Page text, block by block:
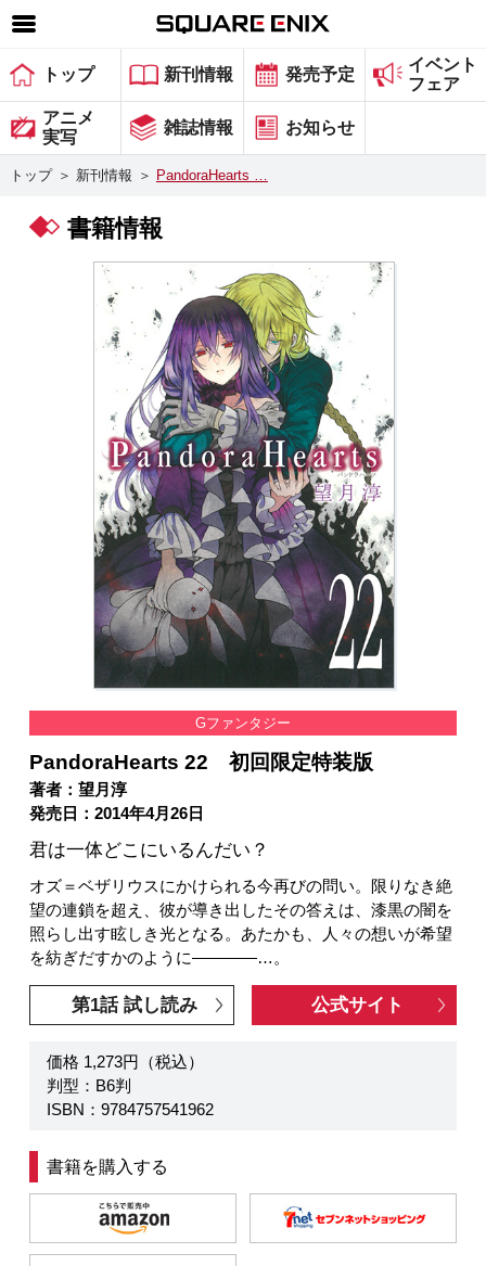
SQUARE ENIX 公式サイトメニュー
ゲーム
マガジン＆ブックス
グッズ
会社情報 採用情報
スクウェア・エニックス サイト内検索
トップ 新刊情報 発売予定
イベント
フェア
アニメ
実写
雑誌情報 お知らせ
トップ ＞ 新刊情報 ＞ PandoraHearts …
書籍情報
Gファンタジー
PandoraHearts 22 初回限定特装版
著者：望月淳
発売日：2014年4月26日
君は一体どこにいるんだい？
オズ＝ベザリウスにかけられる今再びの問い。限りなき絶
望の連鎖を超え、彼が導き出したその答えは、漆黒の闇を
照らし出す眩しき光となる。あたかも、人々の想いが希望
を紡ぎだすかのように――――…。
第1話 試し読み 公式サイト
価格 1,273円（税込）
判型：B6判
ISBN：9784757541962
書籍を購入する